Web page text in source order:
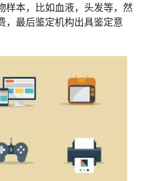
样本，比如血液，头发等，然
，最后鉴定机构出具鉴定意